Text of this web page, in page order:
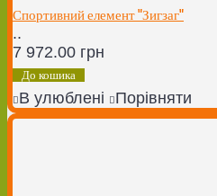
Спортивний елемент "Зигзаг"
..
7 972.00 грн
До кошика
В улюблені Порівняти